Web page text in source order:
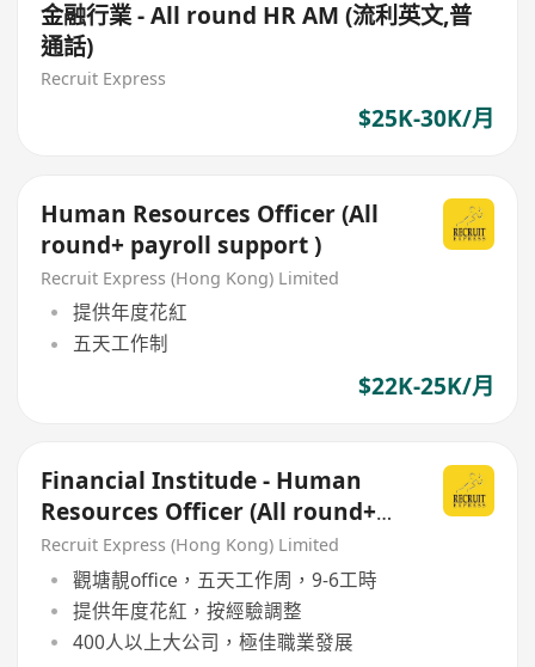
金融行業 - All round HR AM (流利英文,普
通話)
Recruit Express
$25K-30K/月
Human Resources Officer (All
round+ payroll support )
Recruit Express (Hong Kong) Limited
提供年度花紅
五天工作制
$22K-25K/月
Financial Institude - Human
Resources Officer (All round+
payroll support )
Recruit Express (Hong Kong) Limited
觀塘靚office，五天工作周，9-6工時
提供年度花紅，按經驗調整
400人以上大公司，極佳職業發展